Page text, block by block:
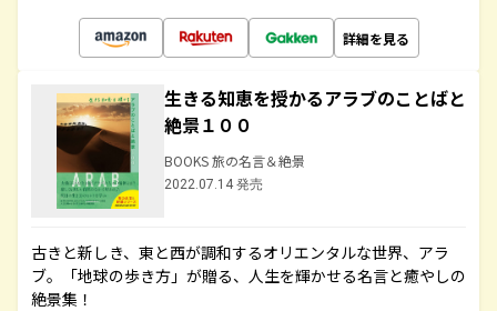
詳細を見る
生きる知恵を授かるアラブのことばと
絶景１００
BOOKS 旅の名言＆絶景
2022.07.14 発売
古きと新しき、東と西が調和するオリエンタルな世界、アラ
ブ。「地球の歩き方」が贈る、人生を輝かせる名言と癒やしの
絶景集！